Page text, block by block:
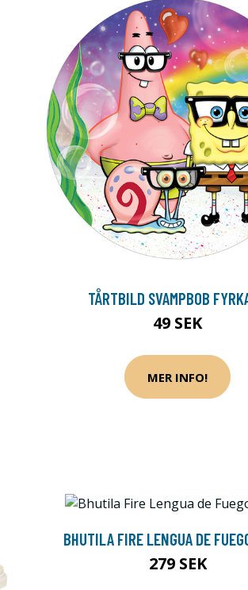
TÅRTBILD SVAMPBOB
49 SEK
MER INFO!
BHUTILA FIRE LENGUA DE
279 SEK